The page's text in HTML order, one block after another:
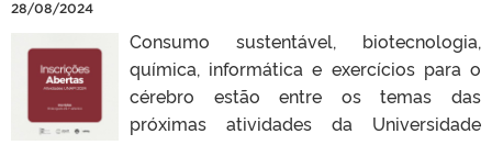
28/08/2024
Consumo sustentável, biotecnologia,
química, informática e exercícios para o
cérebro estão entre os temas das
próximas atividades da Universidade